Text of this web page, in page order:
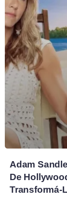
Adam
De
Transformá-